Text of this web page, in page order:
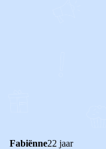
Fabiënne22 jaar